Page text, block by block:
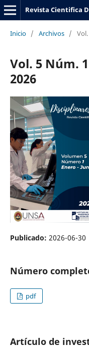
Revista Cientifica
Inicio / Archivos /
Vol. 5 Núm.
2026
Publicado: 2026-06-30
Número
pdf
Artículo de